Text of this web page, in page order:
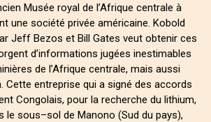
Musée royal de l’Afrique centrale à
une société privée américaine. Kobold
Jeff Bezos et Bill Gates veut obtenir ces
d’informations jugées inestimables
de l’Afrique centrale, mais aussi
Cette entreprise qui a signé des accords
Congolais, pour la recherche du lithium,
le sous–sol de Manono (Sud du pays),